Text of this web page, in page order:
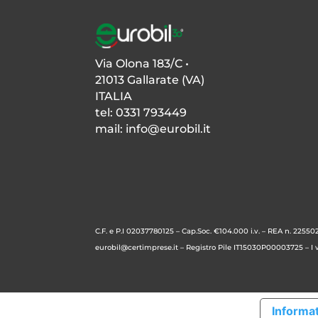
Via Olona 183/C •
21013 Gallarate (VA)
ITALIA
tel: 0331 793449
mail: info@eurobil.it
C.F. e P.I 02037780125 – Cap.Soc. €104.000 i.v. – REA n.
eurobil@certimprese.it – Registro Pile IT15030P00003725 –